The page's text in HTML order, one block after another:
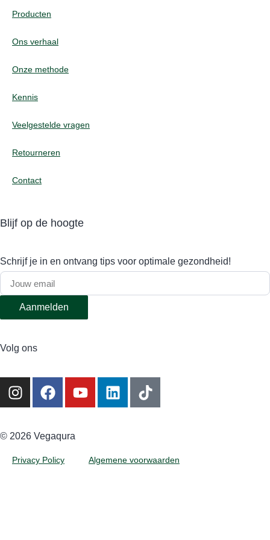
Producten
Ons verhaal
Onze methode
Kennis
Veelgestelde vragen
Retourneren
Contact
Blijf op de hoogte
Schrijf je in en ontvang tips voor optimale gezondheid!
Aanmelden
Volg ons
©️ 2026 Vegaqura
Privacy Policy Algemene voorwaarden